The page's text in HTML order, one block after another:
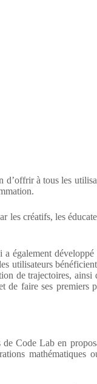
d’offrir à tous les
les créatifs, les
également développé
utilisateurs
de trajectoires, ainsi
de faire ses premiers
de Code Lab en
mathématiques